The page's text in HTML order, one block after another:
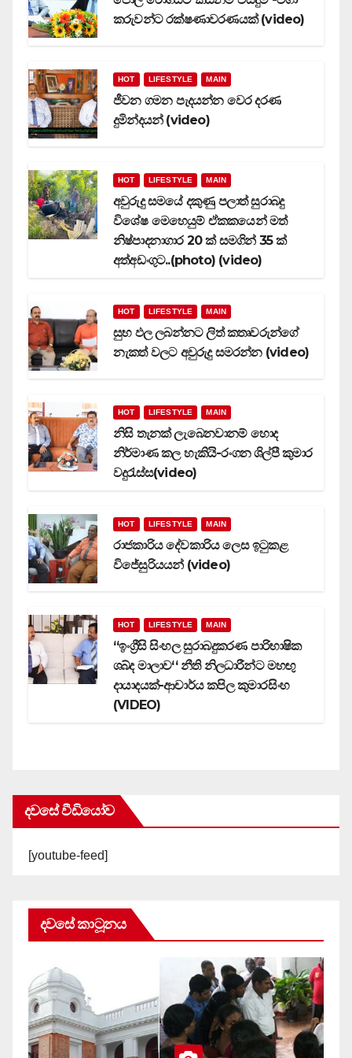
කරුවන්ට රක්ෂණාවරණයක් (video)
HOT LIFESTYLE MAIN
ජීවන ගමන පැදයන්න වෙර දරණ
දුමින්දයන් (video)
HOT LIFESTYLE MAIN
අවුරුදු සමයේ දකුණු පලාත් සුරාබදු
විශේෂ මෙහෙයුම් ඒකකයෙන් මත්
නිෂ්පාදනාගාර 20 ක් සමගින් 35 ක්
අත්අඩංගුට..(photo) (video)
HOT LIFESTYLE MAIN
සුභ ඵල ලබන්නට ලිත් කතෘවරුන්ගේ
නැකත් වලට අවුරුදු සමරන්න (video)
HOT LIFESTYLE MAIN
නිසි තැනක් ලැබෙනවානම් හොද
නිර්මාණ කල හැකියි-රංගන ශිල්පී කුමාර
වදුරැස්ස(video)
HOT LIFESTYLE MAIN
රාජකාරිය දේවකාරිය ලෙස ඉටුකළ
විජේසුරියයන් (video)
HOT LIFESTYLE MAIN
‘‘ඉංග්‍රීසි සිංහල සුරාබදුකරණ පාරිභාෂික
ශබ්ද මාලාව‘‘ නීති නිලධාරීන්ට මහඟු
දායාදයක්-ආචාර්ය කපිල කුමාරසිංහ
(VIDEO)
දවසේ වීඩියෝව
[youtube-feed]
දවසේ කාටූනය